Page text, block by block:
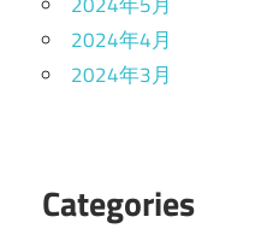
2024年4月
2024年3月
Categories